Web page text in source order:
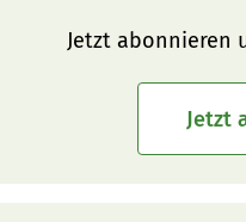
Jetzt abonnieren
Jetzt